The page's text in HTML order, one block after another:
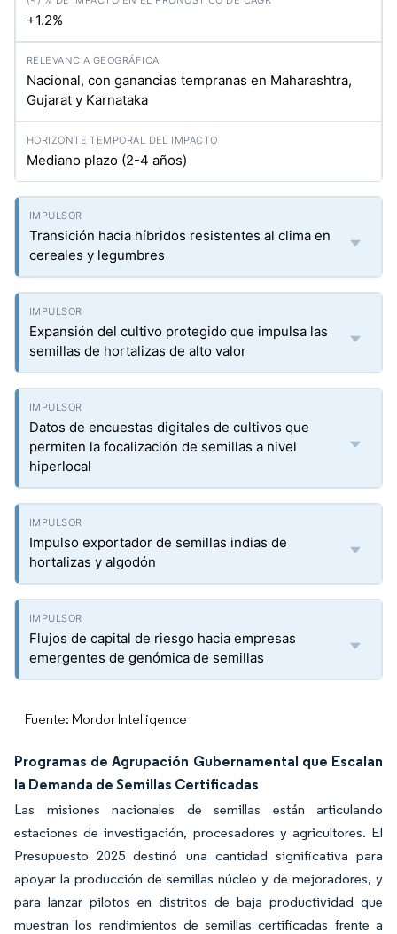
+1.2%
Nacional, con ganancias tempranas en Maharashtra,
Gujarat y Karnataka
Mediano plazo (2-4 años)
Transición hacia híbridos resistentes al clima en
cereales y legumbres
Expansión del cultivo protegido que impulsa las
semillas de hortalizas de alto valor
Datos de encuestas digitales de cultivos que
permiten la focalización de semillas a nivel
hiperlocal
Impulso exportador de semillas indias de
hortalizas y algodón
Flujos de capital de riesgo hacia empresas
emergentes de genómica de semillas
Fuente: Mordor Intelligence
Programas de Agrupación Gubernamental que Escalan
la Demanda de Semillas Certificadas
Las misiones nacionales de semillas están articulando
estaciones de investigación, procesadores y agricultores. El
Presupuesto 2025 destinó una cantidad significativa para
apoyar la producción de semillas núcleo y de mejoradores, y
para lanzar pilotos en distritos de baja productividad que
muestran los rendimientos de semillas certificadas frente a